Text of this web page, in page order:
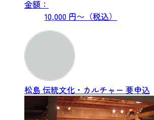
金額：
10,000 円〜（税込）
松島 伝統文化・カルチャー 要申込